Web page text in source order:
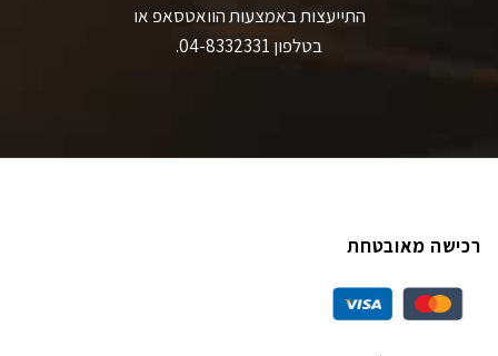
התייעצות באמצעות הוואטסאפ או
בטלפון 04-8332331.
רכישה מאובטחת